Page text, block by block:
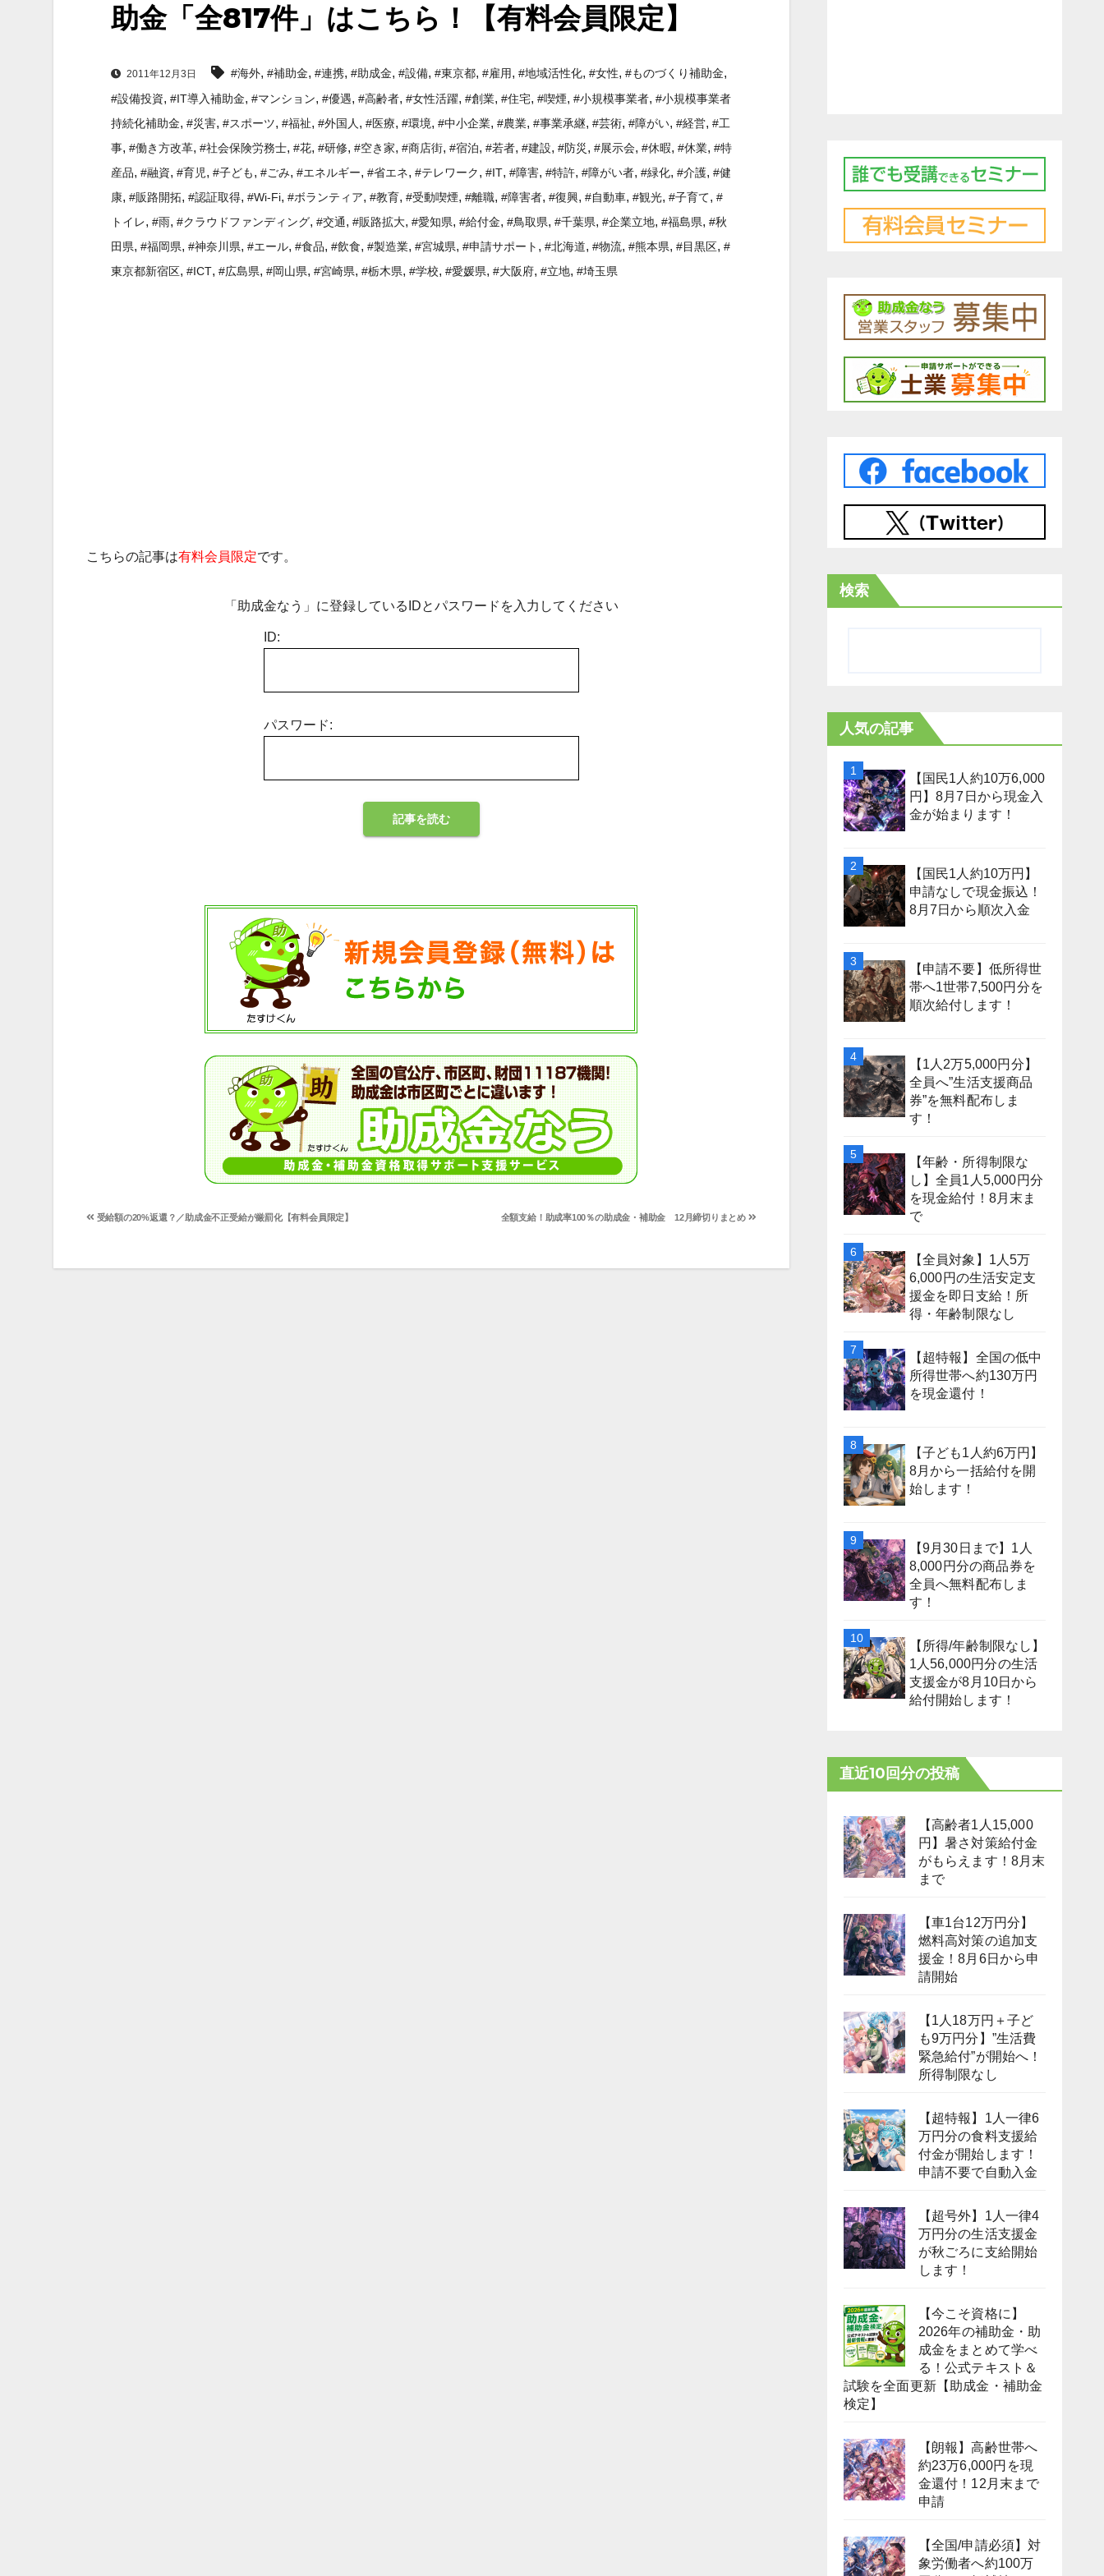
助金「全817件」はこちら！【有料会員限定】
2011年12月3日 #海外, #補助金, #連携, #助成金, #設備, #東京都, #雇用, #地域活性化, #女性, #ものづくり補助金,
#設備投資, #IT導入補助金, #マンション, #優遇, #高齢者, #女性活躍, #創業, #住宅, #喫煙, #小規模事業者, #小規模事業者
持続化補助金, #災害, #スポーツ, #福祉, #外国人, #医療, #環境, #中小企業, #農業, #事業承継, #芸術, #障がい, #経営, #工
事, #働き方改革, #社会保険労務士, #花, #研修, #空き家, #商店街, #宿泊, #若者, #建設, #防災, #展示会, #休暇, #休業, #特
産品, #融資, #育児, #子ども, #ごみ, #エネルギー, #省エネ, #テレワーク, #IT, #障害, #特許, #障がい者, #緑化, #介護, #健
康, #販路開拓, #認証取得, #Wi-Fi, #ボランティア, #教育, #受動喫煙, #離職, #障害者, #復興, #自動車, #観光, #子育て, #
トイレ, #雨, #クラウドファンディング, #交通, #販路拡大, #愛知県, #給付金, #鳥取県, #千葉県, #企業立地, #福島県, #秋
田県, #福岡県, #神奈川県, #エール, #食品, #飲食, #製造業, #宮城県, #申請サポート , #北海道, #物流, #熊本県, #目黒区, #
東京都新宿区, #ICT, #広島県, #岡山県, #宮崎県, #栃木県, #学校, #愛媛県, #大阪府, #立地, #埼玉県
こちらの記事は有料会員限定です。
「助成金なう」に登録しているIDとパスワードを入力してください
ID:
パスワード:
投
ナ
全額支給！助成率100％の助成金・補助金 12月締切りまとめ
受給額の20%返還？／助成金不正受給が厳罰化【有料会員限定】
検索
人気の記事
【国民1人約10万6,000
円】8月7日から現金入
金が始まります！
【国民1人約10万円】
申請なしで現金振込！
8月7日から順次入金
【申請不要】低所得世
帯へ1世帯7,500円分を
順次給付します！
【1人2万5,000円分】
全員へ”生活支援商品
券”を無料配布しま
す！
【年齢・所得制限な
し】全員1人5,000円分
を現金給付！8月末ま
で
【全員対象】1人5万
6,000円の生活安定支
援金を即日支給！所
得・年齢制限なし
【超特報】全国の低中
所得世帯へ約130万円
を現金還付！
【子ども1人約6万円】
8月から一括給付を開
始します！
【9月30日まで】1人
8,000円分の商品券を
全員へ無料配布しま
す！
【所得/年齢制限なし】
1人56,000円分の生活
支援金が8月10日から
給付開始します！
直近10回分の投稿
【高齢者1人15,000
円】暑さ対策給付金
がもらえます！8月末
まで
【車1台12万円分】
燃料高対策の追加支
援金！8月6日から申
請開始
【1人18万円＋子ど
も9万円分】”生活費
緊急給付”が開始へ！
所得制限なし
【超特報】1人一律6
万円分の食料支援給
付金が開始します！
申請不要で自動入金
【超号外】1人一律4
万円分の生活支援金
が秋ごろに支給開始
します！
【今こそ資格に】
2026年の補助金・助
成金をまとめて学べ
る！公式テキスト＆
試験を全面更新【助成金・補助金
検定】
【朗報】高齢世帯へ
約23万6,000円を現
金還付！12月末まで
申請
【全国/申請必須】対
象労働者へ約100万